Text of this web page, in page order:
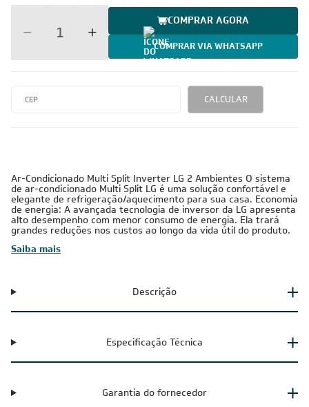
COMPRAR AGORA
COMPRAR VIA WHATSAPP
CALCULAR
Ar-Condicionado Multi Split Inverter LG 2 Ambientes O sistema
de ar-condicionado Multi Split LG é uma solução confortável e
elegante de refrigeração/aquecimento para sua casa. Economia
de energia: A avançada tecnologia de inversor da LG apresenta
alto desempenho com menor consumo de energia. Ela trará
grandes reduções nos custos ao longo da vida útil do produto.
Saiba mais
Descrição
Especificação Técnica
Garantia do fornecedor